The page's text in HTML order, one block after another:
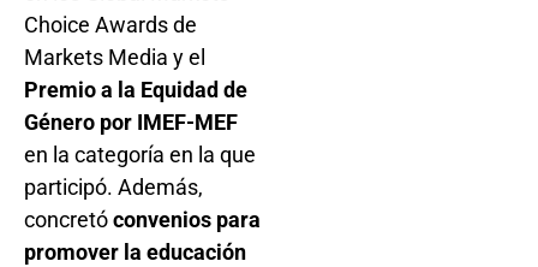
Choice Awards de
Markets Media y el
Premio a la Equidad de
Género por IMEF-MEF
en la categoría en la que
participó. Además,
concretóconvenios para
promover la educación